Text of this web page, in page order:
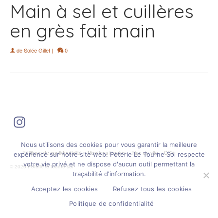
Main à sel et cuillères
en grès fait main
deSolée Gillet | 0
Politique de confidentialité Mentions légales Plan de site
CGV
© 2026 Poterie le tourne sol
Nous utilisons des cookies pour vous garantir la meilleure
expérience sur notre site web. Poterie Le Tourne Sol respecte
votre vie privé et ne dispose d'aucun outil permettant la
traçabilité d'information.
Acceptez les cookies
Refusez tous les cookies
Politique de confidentialité